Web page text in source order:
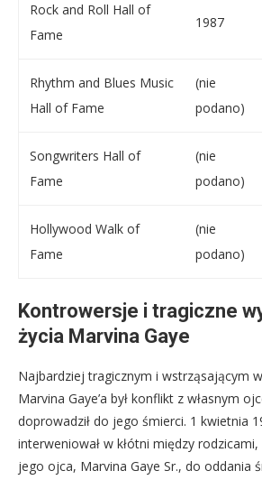
Rock and Roll Hall of
Fame
1987
Rhythm and Blues Music
Hall of Fame
(nie
podano)
Songwriters Hall of
Fame
(nie
podano)
Hollywood Walk of
Fame
(nie
podano)
Kontrowersje i tragiczne
życia Marvina Gaye
Najbardziej tragicznym i wstrząsającym
Marvina Gaye’a był konflikt z własnym
doprowadził do jego śmierci. 1 kwietnia
interweniował w kłótni między
jego ojca, Marvina Gaye Sr., do oddania